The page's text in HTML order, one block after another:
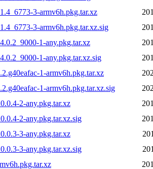
3-armv6h.pkg.tar.xz
3-armv6h.pkg.tar.xz.sig
1-any.pkg.tar.xz
1-any.pkg.tar.xz.sig
1-armv6h.pkg.tar.xz
1-armv6h.pkg.tar.xz.sig
2-any.pkg.tar.xz
2-any.pkg.tar.xz.sig
3-any.pkg.tar.xz
3-any.pkg.tar.xz.sig